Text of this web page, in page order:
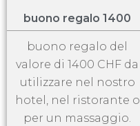
buono regalo 1400
buono regalo del
valore di 1400 CHF da
utilizzare nel nostro
hotel, nel ristorante o
per un massaggio.